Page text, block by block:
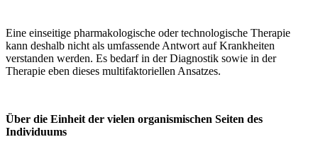
Eine einseitige pharmakologische oder technologische Therapie
kann deshalb nicht als umfassende Antwort auf Krankheiten
verstanden werden. Es bedarf in der Diagnostik sowie in der
Therapie eben dieses multifaktoriellen Ansatzes.
Über die Einheit der vielen organismischen Seiten des
Individuums